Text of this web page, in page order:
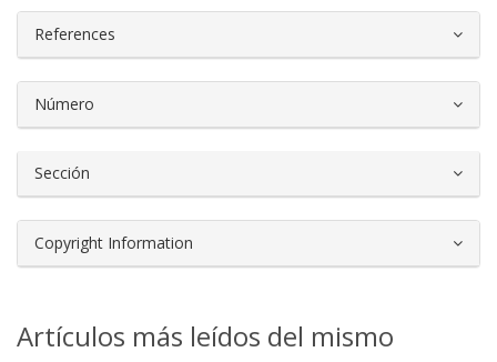
References
Número
Sección
Copyright Information
Artículos más leídos del mismo